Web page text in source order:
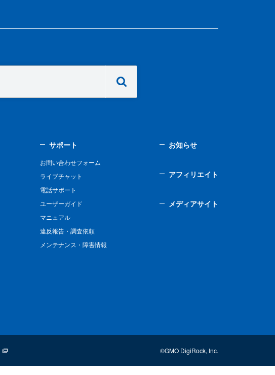
サポート
お問い合わせフォーム
ライブチャット
電話サポート
ユーザーガイド
マニュアル
違反報告・調査依頼
メンテナンス・障害情報
お知らせ
アフィリエイト
メディアサイト
©GMO DigiRock, Inc.